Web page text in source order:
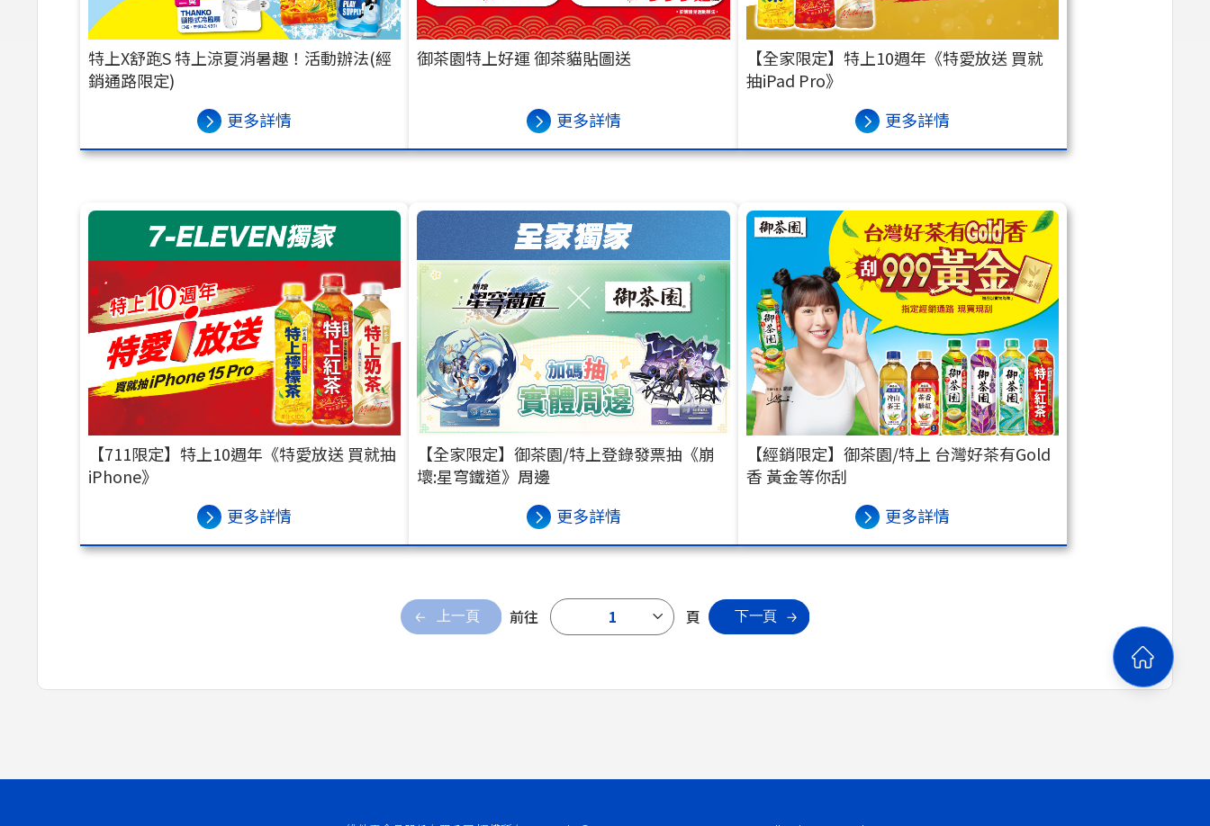
特上X舒跑S 特上涼夏消暑趣！活動辦法(經
銷通路限定)
更多詳情
御茶園特上好運 御茶貓貼圖送
更多詳情
【全家限定】特上10週年《特愛放送 買就
抽iPad Pro》
更多詳情
【711限定】特上10週年《特愛放送 買就抽
iPhone》
更多詳情
【全家限定】御茶園/特上登錄發票抽《崩
壞:星穹鐵道》周邊
更多詳情
【經銷限定】御茶園/特上 台灣好茶有Gold
香 黃金等你刮
更多詳情
前往 1 頁